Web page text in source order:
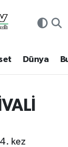
Dünya
kez